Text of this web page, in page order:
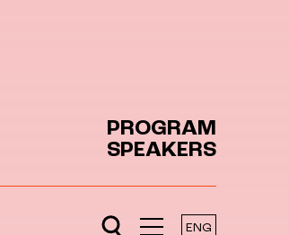
PROGRAM
SPEAKERS
ENG